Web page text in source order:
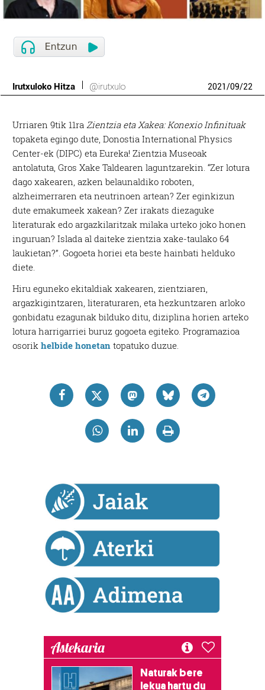
Irutxuloko Hitza @irutxulo 2021/09/22
Urriaren 9tik 11raZientzia eta Xakea: Konexio Infinituak
topaketa egingo dute, Donostia International Physics
Center-ek (DIPC) eta Eureka! Zientzia Museoak
antolatuta, Gros Xake Taldearen laguntzarekin. “Zer lotura
dago xakearen, azken belaunaldiko roboten,
alzheimerraren eta neutrinoen artean? Zer eginkizun
dute emakumeek xakean? Zer irakats diezaguke
literaturak edo argazkilaritzak milaka urteko joko honen
inguruan? Islada al daiteke zientzia xake-taulako 64
laukietan?”. Gogoeta horiei eta beste hainbati helduko
diete.
Hiru eguneko ekitaldiak xakearen, zientziaren,
argazkigintzaren, literaturaren, eta hezkuntzaren arloko
gonbidatu ezagunak bilduko ditu, diziplina horien arteko
lotura harrigarriei buruz gogoeta egiteko. Programazioa
osorikhelbide honetan topatuko duzue.
Astekaria
Naturak bere
lekua hartu du